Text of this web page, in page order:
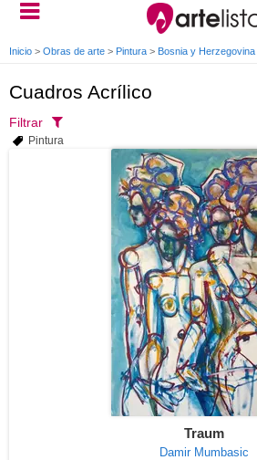
Inicio > Obras de arte > Pintura > Bosnia y Herzegovina
Cuadros Acrílico
Filtrar
Pintura
Traum
Damir Mumbasic